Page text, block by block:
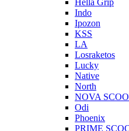
Hella Grip
Indo
Ipozon
KSS
LA
Losraketos
Lucky
Native
North
NOVA
Odi
Phoenix
PRIME